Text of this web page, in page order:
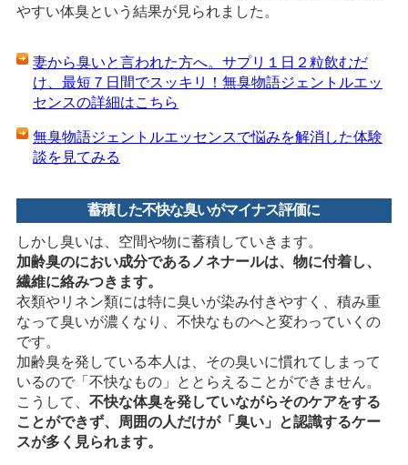
やすい体臭という結果が見られました。
妻から臭いと言われた方へ。サプリ１日２粒飲むだ
け、最短７日間でスッキリ！無臭物語ジェントルエッ
センスの詳細はこちら
無臭物語ジェントルエッセンスで悩みを解消した体験
談を見てみる
蓄積した不快な臭いがマイナス評価に
しかし臭いは、空間や物に蓄積していきます。
加齢臭のにおい成分であるノネナールは、物に付着し、
繊維に絡みつきます。
衣類やリネン類には特に臭いが染み付きやすく、積み重
なって臭いが濃くなり、不快なものへと変わっていくの
です。
加齢臭を発している本人は、その臭いに慣れてしまって
いるので「不快なもの」ととらえることができません。
こうして、 不快な体臭を発していながらそのケアをする
ことができず、周囲の人だけが「臭い」と認識するケー
スが多く見られます。